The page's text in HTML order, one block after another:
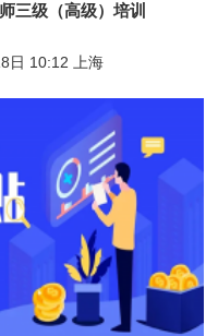
三级（高级）培训
日 10:12 上海